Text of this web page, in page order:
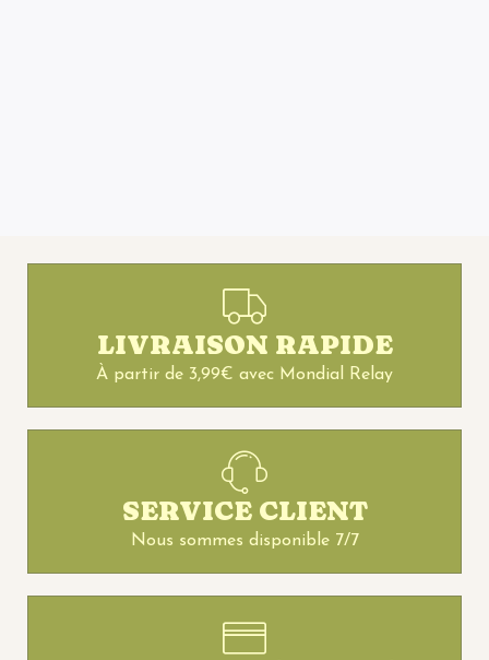
LIVRAISON RAPIDE
À partir de 3,99€ avec Mondial Relay
SERVICE CLIENT
Nous sommes disponible 7/7